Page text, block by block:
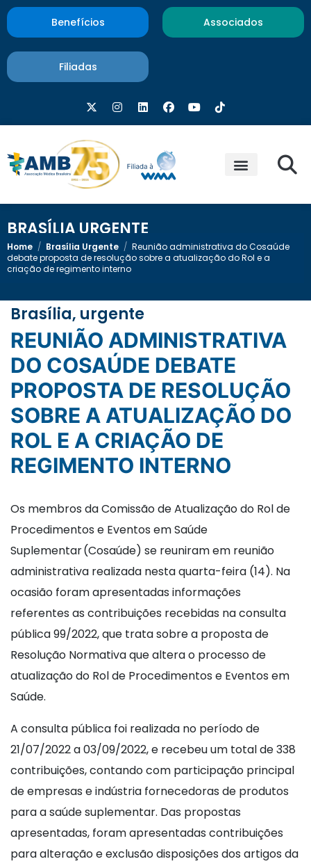
Benefícios Associados
Filiadas
BRASÍLIA URGENTE
Home / Brasília Urgente / Reunião administrativa do Cosaúde
debate proposta de resolução sobre a atualização do Rol e a
criação de regimento interno
Brasília, urgente
REUNIÃO ADMINISTRATIVA
DO COSAÚDE DEBATE
PROPOSTA DE RESOLUÇÃO
SOBRE A ATUALIZAÇÃO DO
ROL E A CRIAÇÃO DE
REGIMENTO INTERNO
Os membros da Comissão de Atualização do Rol de
Procedimentos e Eventos em Saúde
Suplementar (Cosaúde) se reuniram em reunião
administrativa realizada nesta quarta-feira (14). Na
ocasião foram apresentadas informações
referentes as contribuições recebidas na consulta
pública 99/2022, que trata sobre a proposta de
Resolução Normativa que altera o processo de
atualização do Rol de Procedimentos e Eventos em
Saúde.
A consulta pública foi realizada no período de
21/07/2022 a 03/09/2022, e recebeu um total de 338
contribuições, contando com participação principal
de empresas e indústria fornecedoras de produtos
para a saúde suplementar. Das propostas
apresentadas, foram apresentadas contribuições
para alteração e exclusão disposições dos artigos da